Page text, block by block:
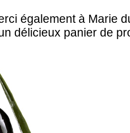
également à Marie
délicieux panier de